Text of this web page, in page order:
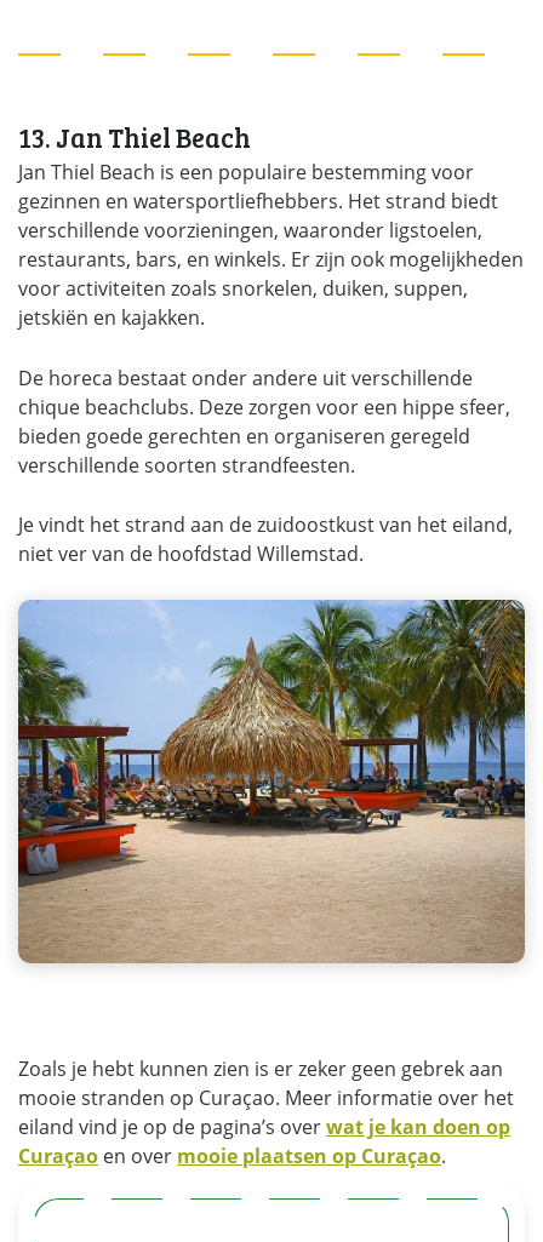
13. Jan Thiel Beach
Jan Thiel Beach is een populaire bestemming voor
gezinnen en watersportliefhebbers. Het strand biedt
verschillende voorzieningen, waaronder ligstoelen,
restaurants, bars, en winkels. Er zijn ook mogelijkheden
voor activiteiten zoals snorkelen, duiken, suppen,
jetskiën en kajakken.
De horeca bestaat onder andere uit verschillende
chique beachclubs. Deze zorgen voor een hippe sfeer,
bieden goede gerechten en organiseren geregeld
verschillende soorten strandfeesten.
Je vindt het strand aan de zuidoostkust van het eiland,
niet ver van de hoofdstad Willemstad.
Zoals je hebt kunnen zien is er zeker geen gebrek aan
mooie stranden op Curaçao. Meer informatie over het
eiland vind je op de pagina’s overwat je kan doen op
Curaçao en over mooie plaatsen op Curaçao.